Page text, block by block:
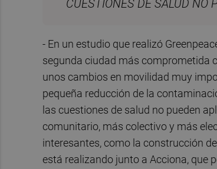
CUESTIONES DE SALUD NO
- En un estudio que realizó
segunda ciudad más comprometida
unos cambios en movilidad muy
pequeña reducción de la
las cuestiones de salud no pueden
comunitario, más colectivo y más
interesantes, como la construcción
está realizando junto a Acciona, que